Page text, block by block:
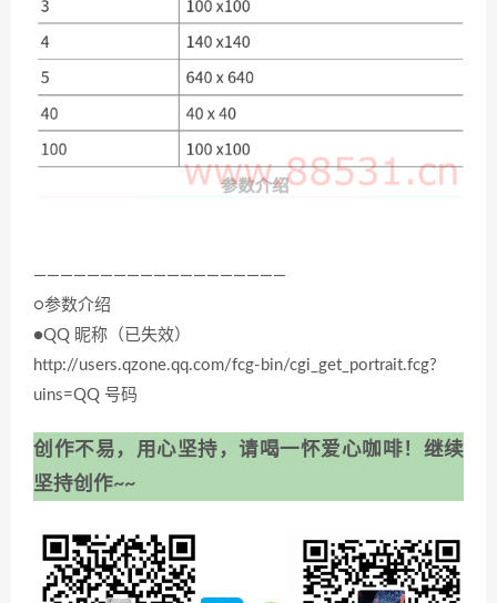
———————————————————
○参数介绍
●QQ 昵称（已失效）
http://users.qzone.qq.com/fcg-bin/cgi_get_portrait.fcg?
uins=QQ 号码
创作不易，用心坚持，请喝一怀爱心咖啡！继续
坚持创作~~